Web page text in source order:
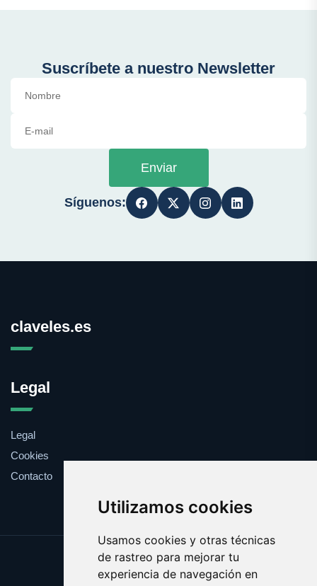
Utilizamos cookies
Usamos cookies y otras técnicas
de rastreo para mejorar tu
experiencia de navegación en
Suscríbete a nuestro Newsletter
Enviar
Síguenos:
claveles.es
Legal
Legal
Cookies
Contacto
Update cookies preferences